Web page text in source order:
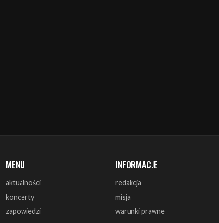
aktualności
zapowiedzi
recenzje
zagrali
monografie
redakcja
warunki prawne
polityka cookies
reklama
współpraca